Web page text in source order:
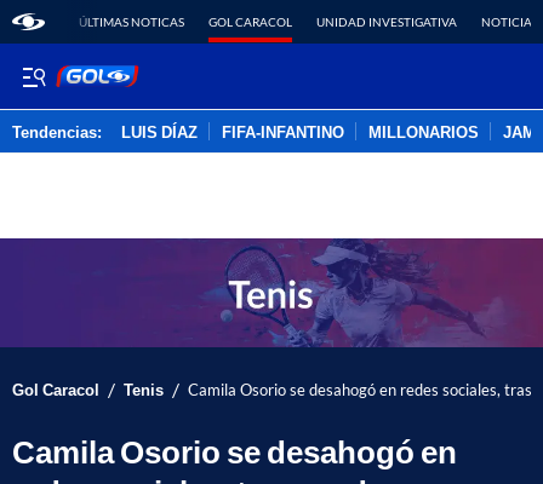
ÚLTIMAS NOTICAS GOL CARACOL UNIDAD INVESTIGATIVA NOTICIAS
Tendencias: LUIS DÍAZ FIFA-INFANTINO MILLONARIOS
Gol Caracol / Tenis / Camila Osorio se desahogó en redes sociales,
Camila Osorio se desahogó en